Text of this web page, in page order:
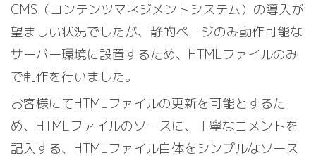
CMS（コンテンツマネジメントシステム）の導入が
望ましい状況でしたが、静的ページのみ動作可能な
サーバー環境に設置するため、HTMLファイルのみ
で制作を行いました。
お客様にてHTMLファイルの更新を可能とするた
め、HTMLファイルのソースに、丁寧なコメントを
記入する、HTMLファイル自体をシンプルなソース